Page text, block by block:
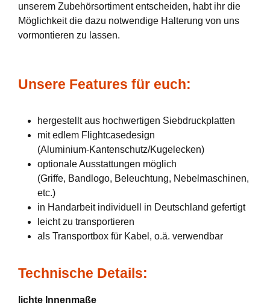
unserem Zubehörsortiment entscheiden, habt ihr die
Möglichkeit die dazu notwendige Halterung von uns
vormontieren zu lassen.
Unsere Features für euch:
hergestellt aus hochwertigen Siebdruckplatten
mit edlem Flightcasedesign
(Aluminium-Kantenschutz/Kugelecken)
optionale Ausstattungen möglich
(Griffe, Bandlogo, Beleuchtung, Nebelmaschinen,
etc.)
in Handarbeit individuell in Deutschland gefertigt
leicht zu transportieren
als Transportbox für Kabel, o.ä. verwendbar
Technische Details:
lichte Innenmaße